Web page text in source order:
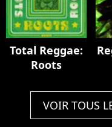
Total Reggae:
Roots
VOIR TOUS